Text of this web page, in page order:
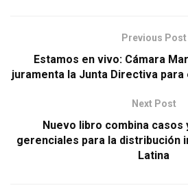
Previous Post
Estamos en vivo: Cámara
juramenta la Junta Directiva para
Next Post
Nuevo libro combina
gerenciales para la distribución
Latina